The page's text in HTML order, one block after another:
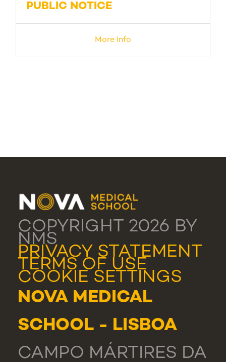
PUBLIC NOTICE
More Info
COPYRIGHT 2026 BY
NMS
PRIVACY STATEMENT
TERMS OF USE
COOKIE SETTINGS
NOVA MEDICAL
SCHOOL - LISBOA
CAMPO MÁRTIRES DA